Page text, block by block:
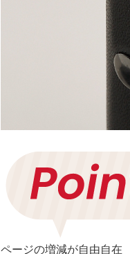
ページの増減が自由自在